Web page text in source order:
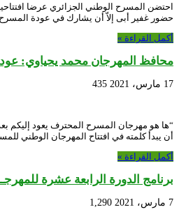
احتضن المسرح الوطني الجزائري عرضا
حضور غفير أبى إلاّ أن يشارك في عودة
أكمل القراءة »
محافظ المهرجان محمد يحياوي:
17 مارس، 2021 435
“ها هو مهرجان المسرح المحترف يعود إليكم
أن يبدأ كلمته في افتتاح المهرجان الوطني للمسرح
أكمل القراءة »
برنامج الدورة الرابعة عشرة
7 مارس، 2021 1,290